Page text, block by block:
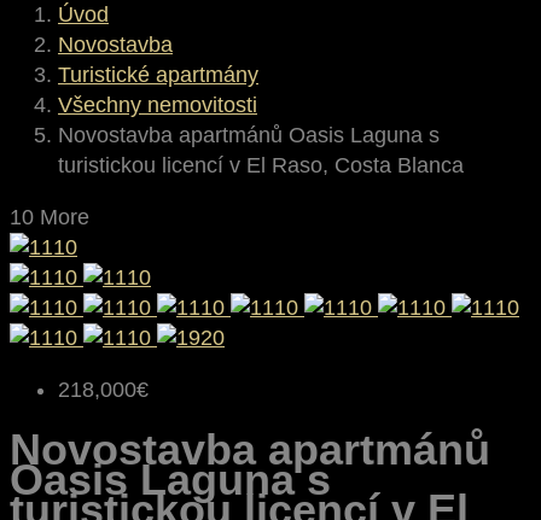
Úvod
Novostavba
Turistické apartmány
Všechny nemovitosti
Novostavba apartmánů Oasis Laguna s
turistickou licencí v El Raso, Costa Blanca
10 More
218,000€
Novostavba apartmánů
Oasis Laguna s
turistickou licencí v El